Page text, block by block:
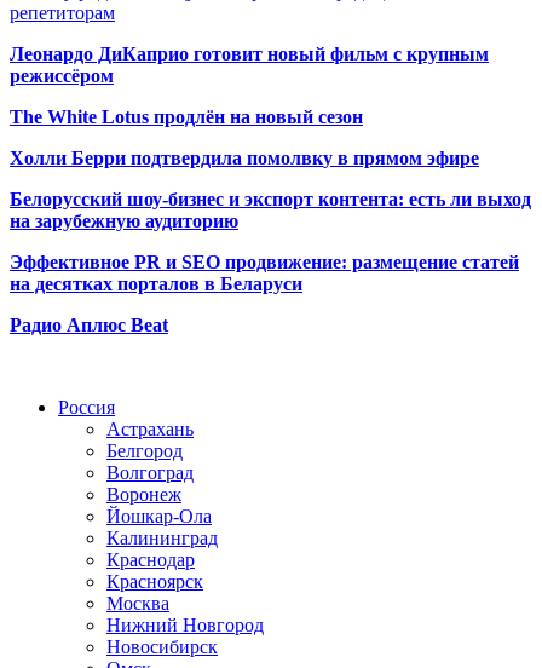
репетиторам
Леонардо ДиКаприо готовит новый фильм с крупным
режиссёром
The White Lotus продлён на новый сезон
Холли Берри подтвердила помолвку в прямом эфире
Белорусский шоу-бизнес и экспорт контента: есть ли выход
на зарубежную аудиторию
Эффективное PR и SEO продвижение: размещение статей
на десятках порталов в Беларуси
Радио Аплюс Beat
Россия
Астрахань
Белгород
Волгоград
Воронеж
Йошкар-Ола
Калининград
Краснодар
Красноярск
Москва
Нижний Новгород
Новосибирск